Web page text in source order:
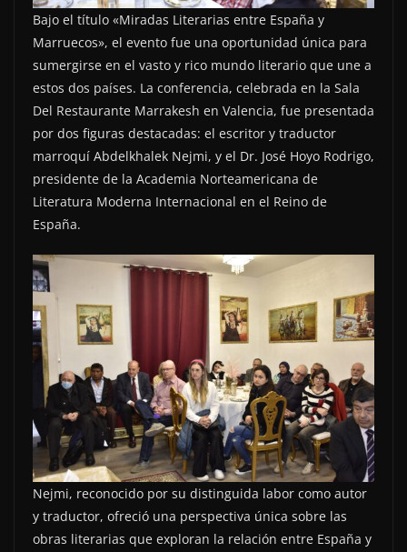
Bajo el título «Miradas Literarias entre España y
Marruecos», el evento fue una oportunidad única para
sumergirse en el vasto y rico mundo literario que une a
estos dos países. La conferencia, celebrada en la Sala
Del Restaurante Marrakesh en Valencia, fue presentada
por dos figuras destacadas: el escritor y traductor
marroquí Abdelkhalek Nejmi, y el Dr. José Hoyo Rodrigo,
presidente de la Academia Norteamericana de
Literatura Moderna Internacional en el Reino de
España.
Nejmi, reconocido por su distinguida labor como autor
y traductor, ofreció una perspectiva única sobre las
obras literarias que exploran la relación entre España y